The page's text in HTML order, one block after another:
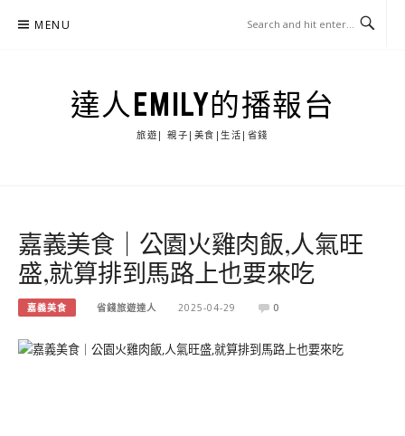
MENU
達人EMILY的播報台
旅遊| 親子|美食|生活|省錢
嘉義美食｜公園火雞肉飯,人氣旺
盛,就算排到馬路上也要來吃
嘉義美食 省錢旅遊達人 2025-04-29 0